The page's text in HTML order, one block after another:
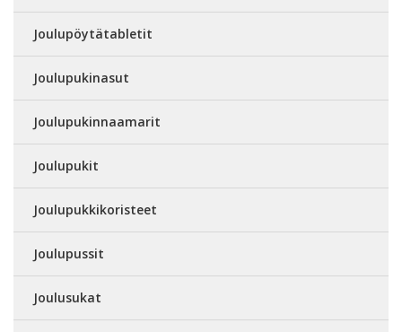
Joulupöytätabletit
Joulupukinasut
Joulupukinnaamarit
Joulupukit
Joulupukkikoristeet
Joulupussit
Joulusukat